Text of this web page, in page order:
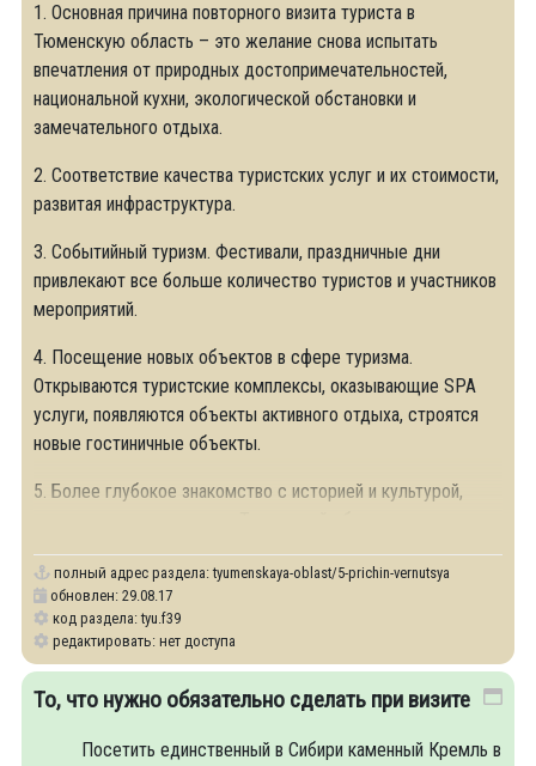
1. Основная причина повторного визита туриста в
Тюменскую область – это желание снова испытать
впечатления от природных достопримечательностей,
национальной кухни, экологической обстановки и
замечательного отдыха.
2. Соответствие качества туристских услуг и их стоимости,
развитая инфраструктура.
3. Событийный туризм. Фестивали, праздничные дни
привлекают все больше количество туристов и участников
мероприятий.
4. Посещение новых объектов в сфере туризма.
Открываются туристские комплексы, оказывающие SPA
услуги, появляются объекты активного отдыха, строятся
новые гостиничные объекты.
5. Более глубокое знакомство с историей и культурой,
полный адрес раздела:tyumenskaya-oblast/5-prichin-vernutsya
обновлен: 29.08.17
код раздела: tyu.f39
редактировать: нет доступа
То, что нужно обязательно сделать при визите
Посетить единственный в Сибири каменный Кремль в